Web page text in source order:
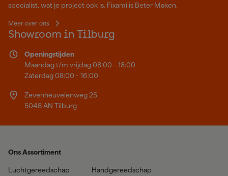
specialist, wat je project ook is. Fixami is Beter Maken.
Meer over ons
Showroom in Tilburg
Openingstijden
Maandag t/m vrijdag 08:00 - 18:00
Zaterdag 08:00 - 16:00
Zevenheuvelenweg 25
5048 AN Tilburg
Ons Assortiment
Luchtgereedschap
Handgereedschap